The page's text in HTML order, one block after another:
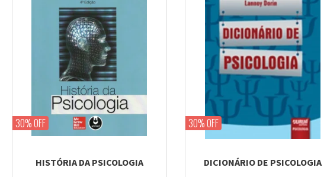
30% OFF
HISTÓRIA DA PSICOLOGIA
30% OFF
DICIONÁRIO DE PSICOLOGIA